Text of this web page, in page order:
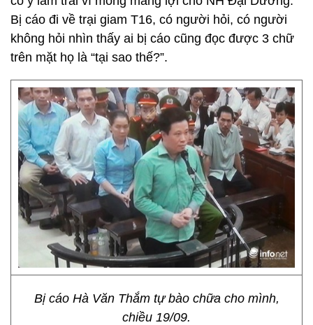
Bị cáo đi về trại giam T16, có người hỏi, có người
không hỏi nhìn thấy ai bị cáo cũng đọc được 3 chữ
trên mặt họ là “tại sao thế?”.
Bị cáo Hà Văn Thắm tự bào chữa cho mình,
chiều 19/09.